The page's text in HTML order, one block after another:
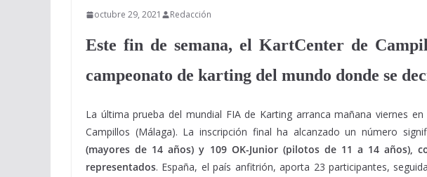
octubre 29, 2021 Redacción
Este fin de semana, el KartCenter de
campeonato de karting del mundo donde se
La última prueba del mundial FIA de Karting arranca mañana viernes
Campillos (Málaga). La inscripción final ha alcanzado un número
(mayores de 14 años) y 109 OK-Junior (pilotos de 11 a 14 años),
representados. España, el país anfitrión, aporta 23 participantes,